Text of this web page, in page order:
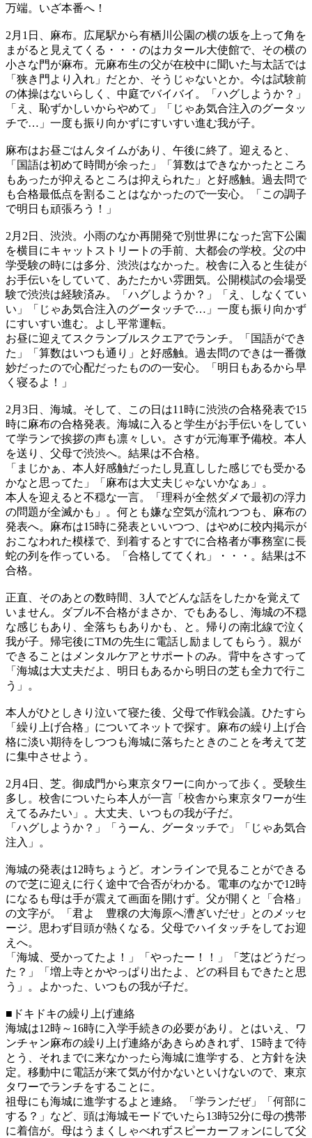
万端。いざ本番へ！
2月1日、麻布。広尾駅から有栖川公園の横の坂を上って角を
まがると見えてくる・・・のはカタール大使館で、その横の
小さな門が麻布。元麻布生の父が在校中に聞いた与太話では
「狭き門より入れ」だとか、そうじゃないとか。今は試験前
の体操はないらしく、中庭でバイバイ。「ハグしようか？」
「え、恥ずかしいからやめて」「じゃあ気合注入のグータッ
チで…」一度も振り向かずにすいすい進む我が子。
麻布はお昼ごはんタイムがあり、午後に終了。迎えると、
「国語は初めて時間が余った」「算数はできなかったところ
もあったが抑えるところは抑えられた」と好感触。過去問で
も合格最低点を割ることはなかったので一安心。「この調子
で明日も頑張ろう！」
2月2日、渋渋。小雨のなか再開発で別世界になった宮下公園
を横目にキャットストリートの手前、大都会の学校。父の中
学受験の時には多分、渋渋はなかった。校舎に入ると生徒が
お手伝いをしていて、あたたかい雰囲気。公開模試の会場受
験で渋渋は経験済み。「ハグしようか？」「え、しなくてい
い」「じゃあ気合注入のグータッチで…」一度も振り向かず
にすいすい進む。よし平常運転。
お昼に迎えてスクランブルスクエアでランチ。「国語ができ
た」「算数はいつも通り」と好感触。過去問のできは一番微
妙だったので心配だったものの一安心。「明日もあるから早
く寝るよ！」
2月3日、海城。そして、この日は11時に渋渋の合格発表で15
時に麻布の合格発表。海城に入ると学生がお手伝いをしてい
て学ランで挨拶の声も凛々しい。さすが元海軍予備校。本人
を送り、父母で渋渋へ。結果は不合格。
「まじかぁ、本人好感触だったし見直しした感じでも受かる
かなと思ってた」「麻布は大丈夫じゃないかなぁ」。
本人を迎えると不穏な一言。「理科が全然ダメで最初の浮力
の問題が全滅かも」。何とも嫌な空気が流れつつも、麻布の
発表へ。麻布は15時に発表といいつつ、はやめに校内掲示が
おこなわれた模様で、到着するとすでに合格者が事務室に長
蛇の列を作っている。「合格しててくれ」・・・。結果は不
合格。
正直、そのあとの数時間、3人でどんな話をしたかを覚えて
いません。ダブル不合格がまさか、でもあるし、海城の不穏
な感じもあり、全落ちもありかも、と。帰りの南北線で泣く
我が子。帰宅後にTMの先生に電話し励ましてもらう。親が
できることはメンタルケアとサポートのみ。背中をさすって
「海城は大丈夫だよ、明日もあるから明日の芝も全力で行こ
う」。
本人がひとしきり泣いて寝た後、父母で作戦会議。ひたすら
「繰り上げ合格」についてネットで探す。麻布の繰り上げ合
格に淡い期待をしつつも海城に落ちたときのことを考えて芝
に集中させよう。
2月4日、芝。御成門から東京タワーに向かって歩く。受験生
多し。校舎についたら本人が一言「校舎から東京タワーが生
えてるみたい」。大丈夫、いつもの我が子だ。
「ハグしようか？」「うーん、グータッチで」「じゃあ気合
注入」。
海城の発表は12時ちょうど。オンラインで見ることができる
ので芝に迎えに行く途中で合否がわかる。電車のなかで12時
になるも母は手が震えて画面を開けず。父が開くと「合格」
の文字が。「君よ 豊穣の大海原へ漕ぎいだせ」とのメッセ
ージ。思わず目頭が熱くなる。父母でハイタッチをしてお迎
えへ。
「海城、受かってたよ！」「やったー！！」「芝はどうだっ
た？」「増上寺とかやっぱり出たよ、どの科目もできたと思
う」。よかった、いつもの我が子だ。
■ドキドキの繰り上げ連絡
海城は12時～16時に入学手続きの必要があり。とはいえ、ワ
ンチャン麻布の繰り上げ連絡があきらめきれず、15時まで待
とう、それまでに来なかったら海城に進学する、と方針を決
定。移動中に電話が来て気が付かないといけないので、東京
タワーでランチをすることに。
祖母にも海城に進学するよと連絡。「学ランだぜ」「何部に
する？」など、頭は海城モードでいたら13時52分に母の携帯
に着信が。母はうまくしゃべれずスピーカーフォンにして父